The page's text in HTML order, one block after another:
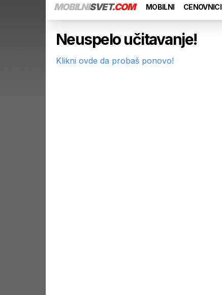
MOBILNISVET.COM MOBILNI CENOVNICI
Neuspelo učitavanje!
Klikni ovde da probaš ponovo!